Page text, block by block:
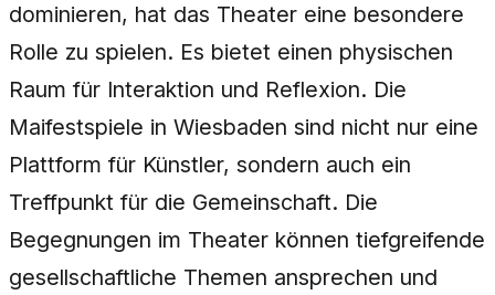
dominieren, hat das Theater eine besondere
Rolle zu spielen. Es bietet einen physischen
Raum für Interaktion und Reflexion. Die
Maifestspiele in Wiesbaden sind nicht nur eine
Plattform für Künstler, sondern auch ein
Treffpunkt für die Gemeinschaft. Die
Begegnungen im Theater können tiefgreifende
gesellschaftliche Themen ansprechen und